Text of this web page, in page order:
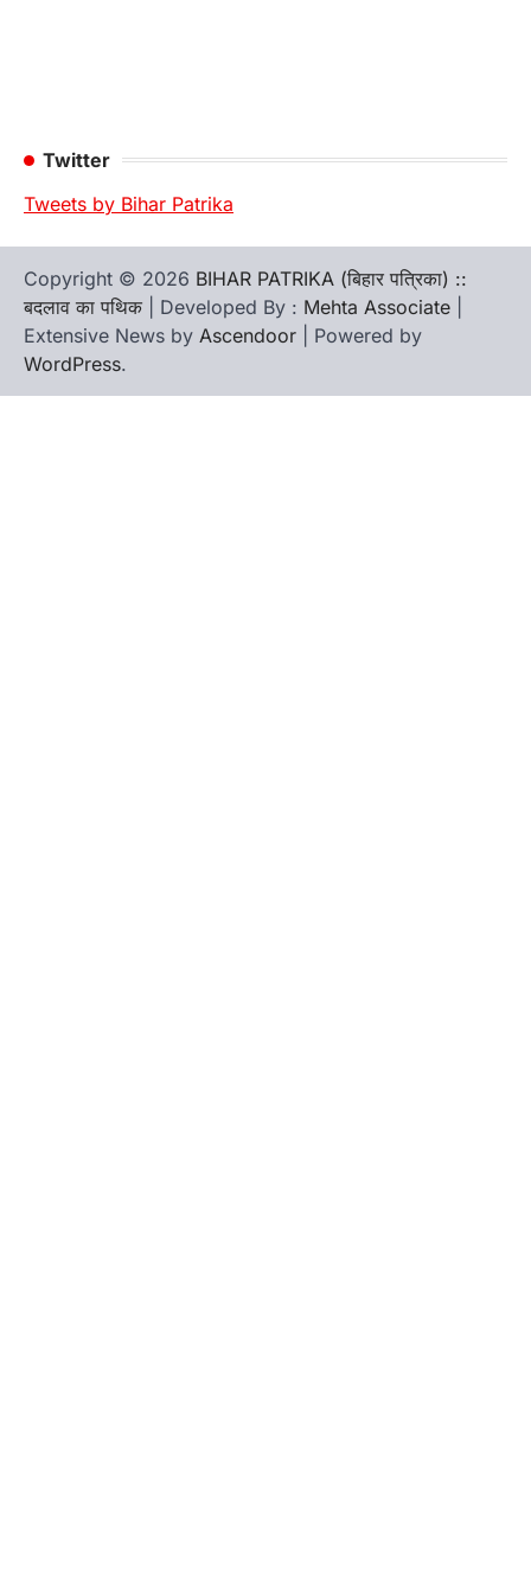
Twitter
Tweets by Bihar Patrika
Copyright © 2026 BIHAR PATRIKA (बिहार पत्रिका) ::
बदलाव का पथिक | Developed By : Mehta Associate
Extensive News by Ascendoor | Powered by
WordPress.